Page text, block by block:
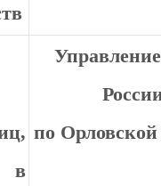
в
по Орловской